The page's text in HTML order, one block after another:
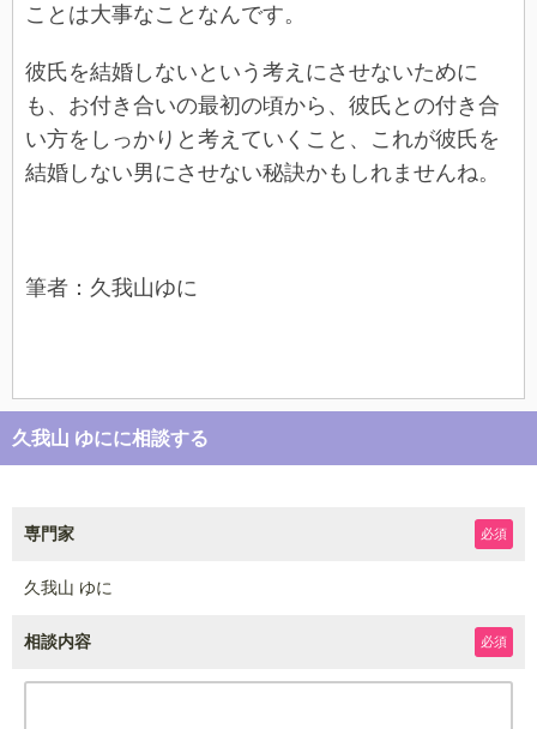
ことは大事なことなんです。
彼氏を結婚しないという考えにさせないために
も、お付き合いの最初の頃から、彼氏との付き合
い方をしっかりと考えていくこと、これが彼氏を
結婚しない男にさせない秘訣かもしれませんね。
筆者：久我山ゆに
久我山 ゆにに相談する
専門家 必須
久我山 ゆに
相談内容 必須